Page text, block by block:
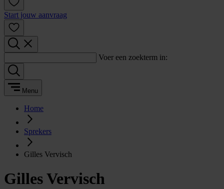
Start jouw aanvraag
Voer een zoekterm in:
Menu
Home
Sprekers
Gilles Vervisch
Gilles Vervisch